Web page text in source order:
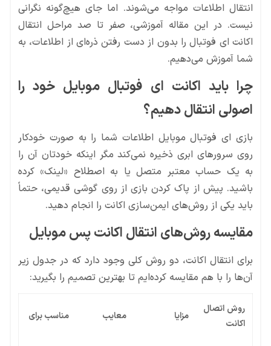
انتقال اطلاعات مواجه می‌شوند. اما جای هیچ‌گونه نگرانی
نیست. در این مقاله آموزشی، صفر تا صد مراحل انتقال
اکانت ای فوتبال را بدون از دست رفتن ذره‌ای از اطلاعات، به
شما آموزش می‌دهیم.
چرا باید اکانت ای فوتبال موبایل خود را
اصولی انتقال دهیم؟
بازی ای فوتبال موبایل اطلاعات شما را به صورت خودکار
روی سرورهای ابری ذخیره نمی‌کند مگر اینکه خودتان آن را
به یک حساب معتبر متصل یا به اصطلاح «لینک» کرده
باشید. پیش از پاک کردن بازی از روی گوشی قدیمی، حتماً
باید یکی از روش‌های ایمن‌سازی اکانت را انجام دهید.
مقایسه روش‌های انتقال اکانت پس موبایل
برای انتقال اکانت، دو روش کلی وجود دارد که در جدول زیر
آن‌ها را با هم مقایسه کرده‌ایم تا بهترین تصمیم را بگیرید:
روش اتصال
اکانت
مزایا معایب مناسب برای